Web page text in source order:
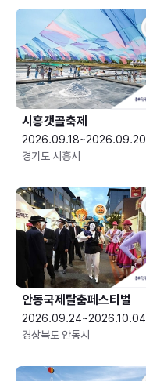
시흥갯골축제
2026.09.18~2026.09.20
경기도 시흥시
안동국제탈춤페스티벌
2026.09.24~2026.10.04
경상북도 안동시